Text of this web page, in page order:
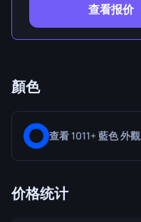
查看报价
顏色
查看 1011+ 藍色 外觀
价格统计